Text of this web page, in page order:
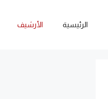
الرئيسية الأرشيف